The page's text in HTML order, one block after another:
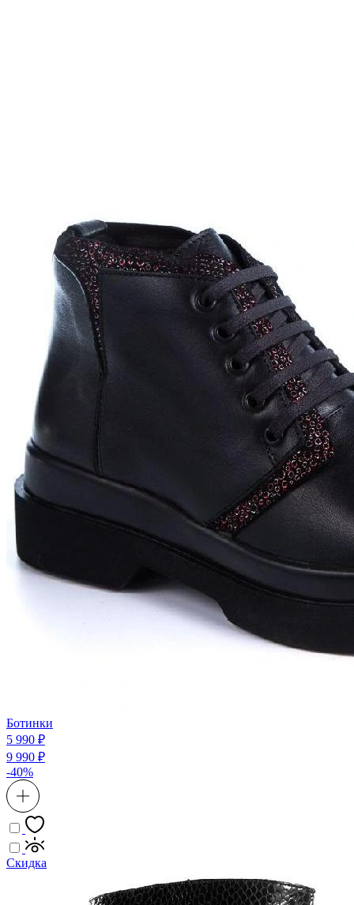
Ботинки
5 990 ₽
9 990 ₽
-40%
Скидка